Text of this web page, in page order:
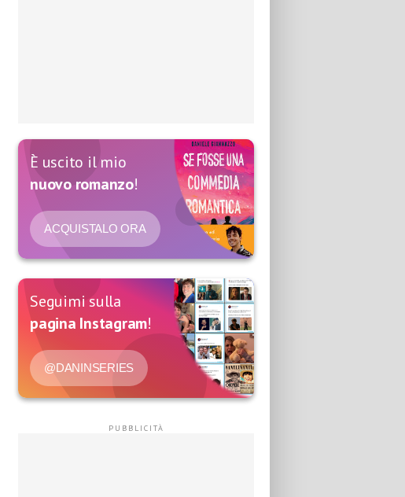
È uscito il mio
nuovo romanzo!
ACQUISTALO ORA
Seguimi sulla
pagina Instagram!
@DANINSERIES